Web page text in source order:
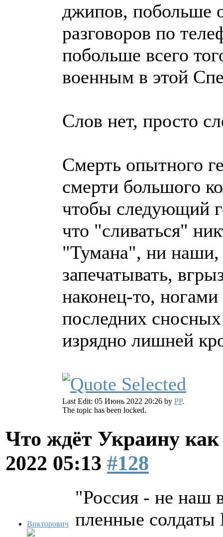
джипов, побольше
разговоров по
побольше всего
военным в этой
Слов нет, просто
Смерть опытного
смерти большого
чтобы следующий
что "сливаться"
"Тумана", ни наши,
запечатывать,
наконец-то, ногами
последних
изрядно лишней
Last Edit: 05 Июнь 2022 20:26 by PP.
The topic has been locked.
Что ждёт Украину как
2022 05:13 #128
Викторович
"Россия - не наш
пленные